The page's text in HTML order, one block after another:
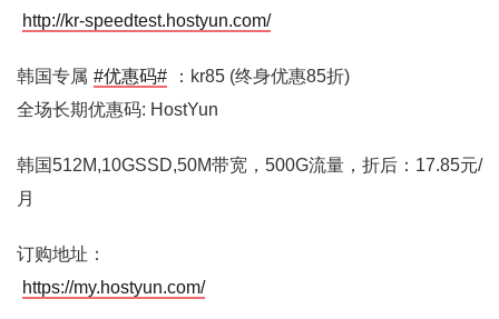
http://kr-speedtest.hostyun.com/
韩国专属 #优惠码#
：kr85 (终身优惠85折)
全场长期优惠码: HostYun
韩国512M,10GSSD,50M带宽，500G流量，折后：17.85元/
月
订购地址：
https://my.hostyun.com/